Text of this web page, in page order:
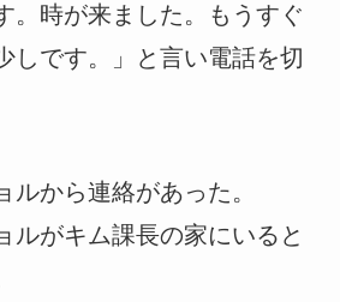
。時が来ました。もうすぐ
しです。」と言い電話を切
ルから連絡があった。
ルがキム課長の家にいると